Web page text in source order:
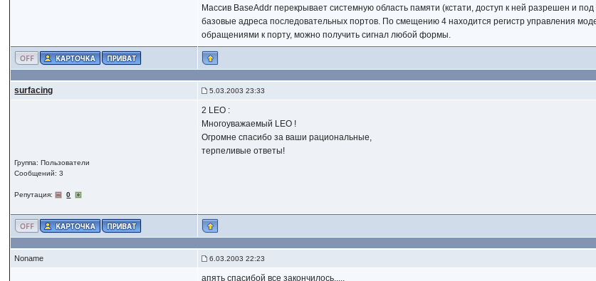
Массив BaseAddr перекрывает системную область памяти (кстати, доступ к ней разрешен и
базовые адреса последовательных портов. По смещению 4 находится регистр управления
обращениями к порту, можно получить сигнал любой формы.
surfacing 5.03.2003 23:33
Группа: Пользователи
Сообщений: 3
Репутация: 0
2 LEO :
Многоуважаемый LEO !
Огромне спасибо за ваши рациональные,
терпеливые ответы!
Noname 6.03.2003 22:23
апять спасибой все закончилось.....